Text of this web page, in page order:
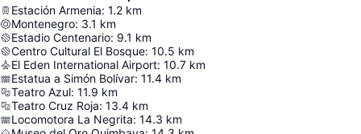
Estación Armenia: 1.2 km
Montenegro: 3.1 km
Estadio Centenario: 9.1 km
Centro Cultural El Bosque: 10.5 km
El Eden International Airport: 10.7 km
Estatua a Simón Bolívar: 11.4 km
Teatro Azul: 11.9 km
Teatro Cruz Roja: 13.4 km
Locomotora La Negrita: 14.3 km